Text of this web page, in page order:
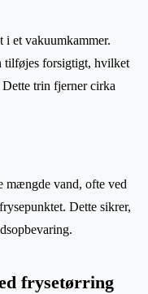
i et vakuumkammer.
tilføjes forsigtigt, hvilket
trin fjerner cirka
mængde vand, ofte ved
Dette sikrer,
frysetørring